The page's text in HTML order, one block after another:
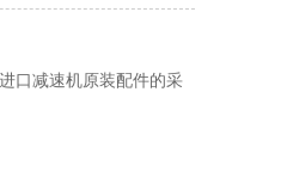
口减速机原装配件的采